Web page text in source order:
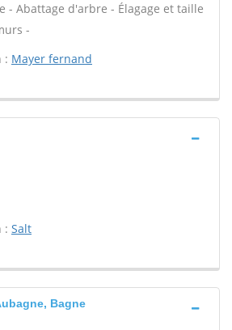
- Abattage d'arbre - Élagage et taille
-
: Mayer fernand
: Salt
Bagne